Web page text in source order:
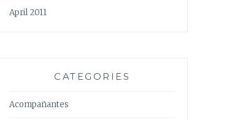
April 2011
CATEGORIES
Acompañantes